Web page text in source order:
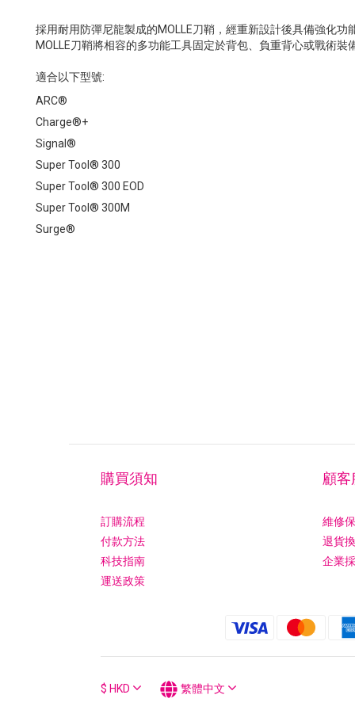
採用耐用防彈尼龍製成的MOLLE刀鞘，經重新設計後具備強化
MOLLE刀鞘將相容的多功能工具固定於背包、負重背心或戰術
適合以下型號:
ARC®
Charge®+
Signal®
Super Tool® 300
Super Tool® 300 EOD
Super Tool® 300M
Surge®
購買須知
訂購流程
付款方法
科技指南
運送政策
顧客
維修
退貨
企業
$ HKD 繁體中文